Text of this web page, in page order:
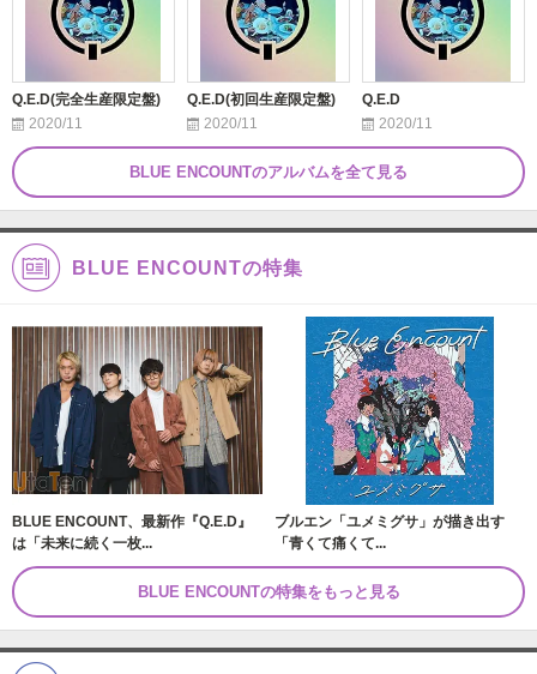
Q.E.D(完全生産限定盤)
2020/11
Q.E.D(初回生産限定盤)
2020/11
Q.E.D
2020/11
BLUE ENCOUNTのアルバムを全て見る
BLUE ENCOUNTの特集
BLUE ENCOUNT、最新作『Q.E.D』
は「未来に続く一枚...
ブルエン「ユメミグサ」が描き出す
「青くて痛くて...
BLUE ENCOUNTの特集をもっと見る